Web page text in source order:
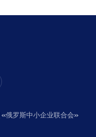
«俄罗斯中小企业联合会»